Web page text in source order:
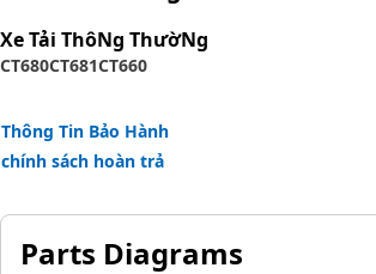
Xe Tải ThôNg ThườNg
CT680CT681CT660
Thông Tin Bảo Hành
chính sách hoàn trả
Parts Diagrams